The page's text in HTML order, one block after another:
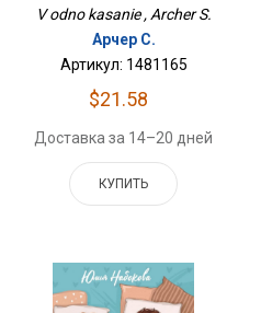
V odno kasanie , Archer S.
Арчер С.
Артикул: 1481165
$21.58
Доставка за 14–20 дней
КУПИТЬ